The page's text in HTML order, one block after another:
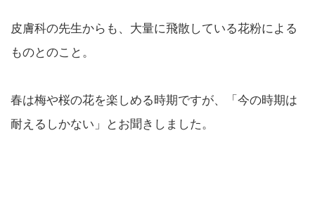
皮膚科の先生からも、大量に飛散している花粉による
ものとのこと。
春は梅や桜の花を楽しめる時期ですが、「今の時期は
耐えるしかない」とお聞きしました。